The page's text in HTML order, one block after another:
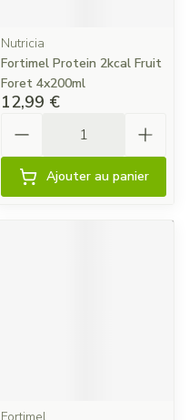
Nutricia
Fortimel Protein 2kcal Fruit
Foret 4x200ml
12,99 €
Ajouter au panier